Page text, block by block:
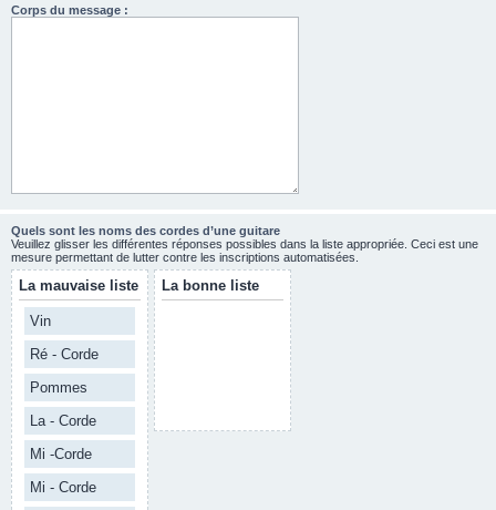
Corps du message :
Quels sont les noms des cordes d’une guitare
Veuillez glisser les différentes réponses possibles dans la liste appropriée. Ceci est une
mesure permettant de lutter contre les inscriptions automatisées.
La mauvaise liste
Vin
Ré - Corde
Pommes
La - Corde
Mi -Corde
Mi - Corde
La bonne liste